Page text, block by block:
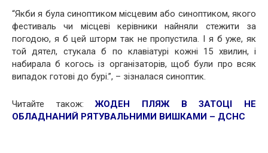
“Якби я була синоптиком місцевим або синоптиком, якого
фестиваль чи місцеві керівники найняли стежити за
погодою, я б цей шторм так не пропустила. І я б уже, як
той дятел, стукала б по клавіатурі кожні 15 хвилин, і
набирала б когось із організаторів, щоб були про всяк
випадок готові до бурі.”, – зізналася синоптик.
Читайте також:ЖОДЕН ПЛЯЖ В ЗАТОЦІ НЕ
ОБЛАДНАНИЙ РЯТУВАЛЬНИМИ ВИШКАМИ – ДСНС